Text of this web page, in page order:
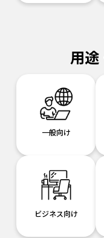
用途
一般向け
ビジネス向け